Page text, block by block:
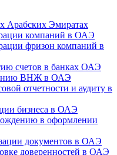
Арабских Эмиратах
компаний в ОАЭ
фризон компаний в
счетов в банках ОАЭ
ВНЖ в ОАЭ
отчетности и аудиту в
бизнеса в ОАЭ
в оформлении
документов в ОАЭ
доверенностей в ОАЭ